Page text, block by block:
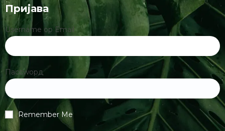
Пријава
Username ор Email
Пассwорд
Remember Me